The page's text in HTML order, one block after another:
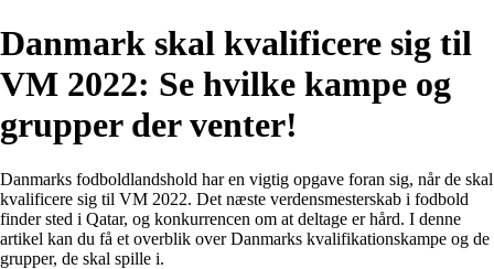
Danmark skal kvalificere sig til
VM 2022: Se hvilke kampe og
grupper der venter!
Danmarks fodboldlandshold har en vigtig opgave foran sig, når de skal
kvalificere sig til VM 2022. Det næste verdensmesterskab i fodbold
finder sted i Qatar, og konkurrencen om at deltage er hård. I denne
artikel kan du få et overblik over Danmarks kvalifikationskampe og de
grupper, de skal spille i.